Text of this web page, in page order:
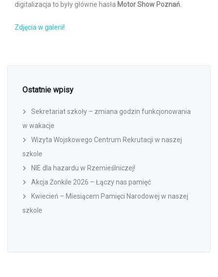
digitalizacja to były główne hasła Motor Show Poznań.
Zdjęcia w galerii!
Ostatnie wpisy
Sekretariat szkoły – zmiana godzin funkcjonowania
w wakacje
Wizyta Wojskowego Centrum Rekrutacji w naszej
szkole
NIE dla hazardu w Rzemieślniczej!
Akcja Żonkile 2026 – Łączy nas pamięć
Kwiecień – Miesiącem Pamięci Narodowej w naszej
szkole